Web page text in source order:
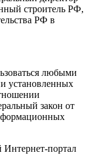
строитель РФ,
РФ в
любыми
установленных
закон от
портал